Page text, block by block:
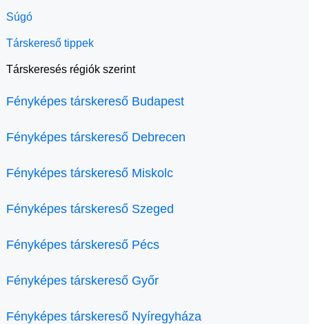
Súgó
Társkereső tippek
Társkeresés régiók szerint
Fényképes társkereső Budapest
Fényképes társkereső Debrecen
Fényképes társkereső Miskolc
Fényképes társkereső Szeged
Fényképes társkereső Pécs
Fényképes társkereső Győr
Fényképes társkereső Nyíregyháza